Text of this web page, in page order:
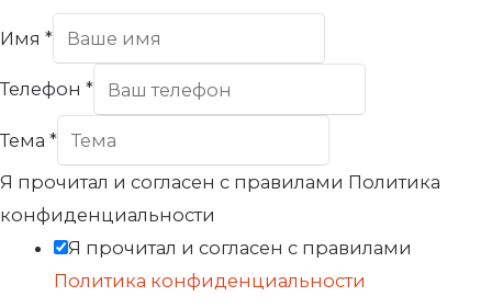
Имя *
Телефон *
Тема *
Я прочитал и согласен с правилами Политика
конфиденциальности
Я прочитал и согласен с правилами
Политика конфиденциальности